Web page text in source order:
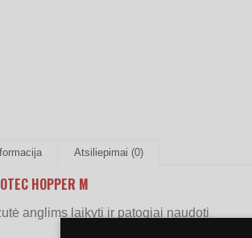
Atsiliepimai (0)
HOPPER M
anglims laikyti ir patogiai naudoti